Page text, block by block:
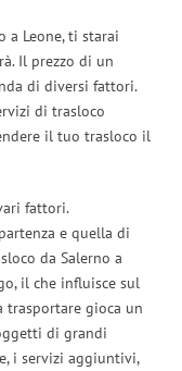
a Leone, ti starai
Il prezzo di un
di diversi fattori.
di trasloco
il tuo trasloco il
fattori.
e quella di
da Salerno a
il che influisce sul
gioca un
di grandi
i servizi aggiuntivi,